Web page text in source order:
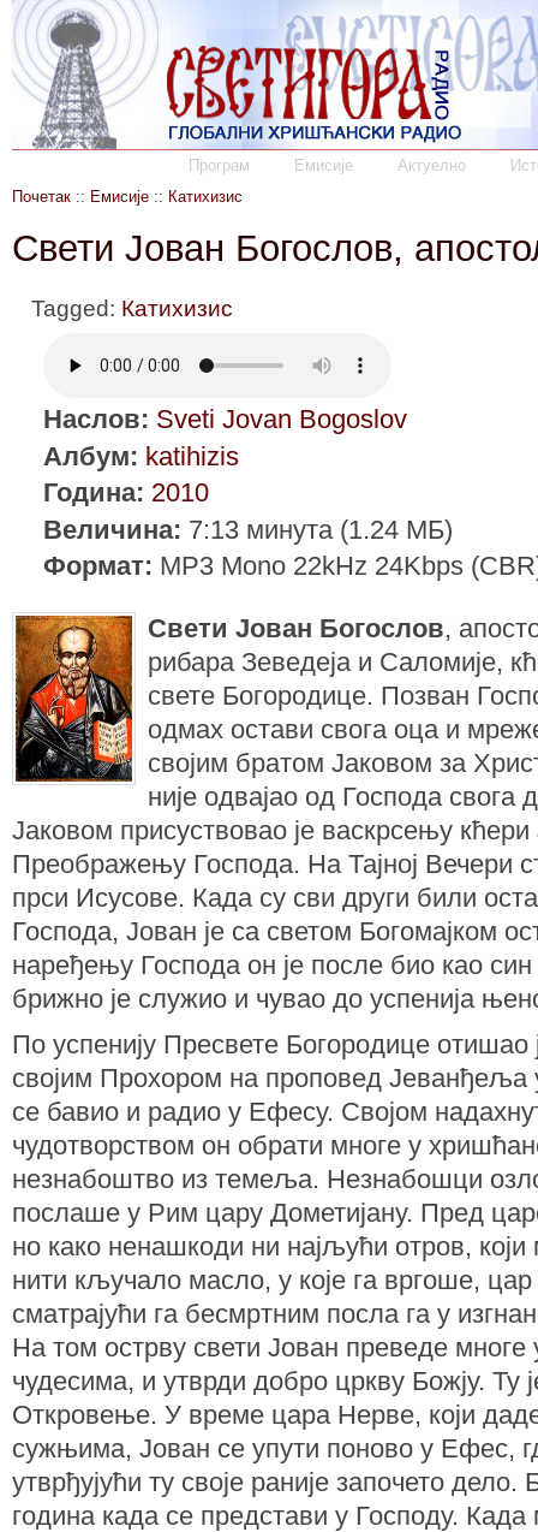
Програм Емисије Актуелно
Почетак :: Емисије :: Катихизис
Свети Јован Богослов,
Tagged: Катихизис
Наслов: Sveti Jovan Bogoslov
Албум: katihizis
Година: 2010
Величина: 7:13 минута (1.24 МБ)
Формат: MP3 Mono 22kHz 24Kbps
Свети Јован Богослов,
рибара Зеведеја и Саломије,
свете Богородице. Позван
одмах остави свога оца и
својим братом Јаковом за
није одвајао од Господа свога
Јаковом присуствовао је васкрсењу
Преображењу Господа. На Тајној Вечери
прси Исусове. Када су сви други били
Господа, Јован је са светом Богомајком
наређењу Господа он је после био као син
брижно је служио и чувао до успенија
По успенију Пресвете Богородице отишао
својим Прохором на проповед Јеванђеља
се бавио и радио у Ефесу. Својом
чудотворством он обрати многе у
незнабоштво из темеља. Незнабошци
послаше у Рим цару Дометијану. Пред
но како ненашкоди ни најљући отров,
нити кључало масло, у које га вргоше,
сматрајући га бесмртним посла га у
На том острву свети Јован преведе
чудесима, и утврди добро цркву Божју. Ту
Откровење. У време цара Нерве, који
сужњима, Јован се упути поново у Ефес,
утврђујући ту своје раније започето
година када се представи у Господу.